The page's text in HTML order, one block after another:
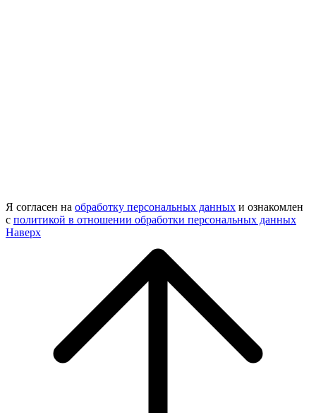
Я согласен на обработку персональных данных и ознакомлен
с политикой в отношении обработки персональных данных
Наверх